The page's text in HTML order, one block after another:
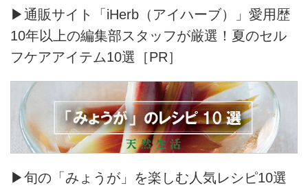
▶通販サイト「iHerb（アイハーブ）」愛用歴
10年以上の編集部スタッフが厳選！夏のセル
フケアアイテム10選［PR］
▶旬の「みょうが」を楽しむ人気レシピ10選